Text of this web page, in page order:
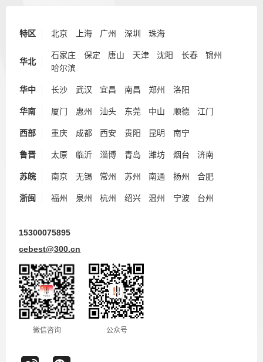
特区 北京 上海 广州 深圳 珠海
华北
石家庄 保定 唐山 天津 沈阳 长春
锦州
哈尔滨
华中 长沙 武汉 宜昌 南昌 郑州 洛阳
华南 厦门 惠州 汕头 东莞 中山 顺德 江门
西部 重庆 成都 西安 贵阳 昆明 南宁
鲁晋 太原 临沂 淄博 青岛 潍坊 烟台 济南
苏皖 南京 无锡 常州 苏州 南通 扬州 合肥
浙闽 福州 泉州 杭州 绍兴 温州 宁波 台州
15300075895
cebest@300.cn
微信咨询 公众号